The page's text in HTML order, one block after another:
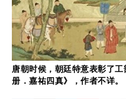
唐朝时候，朝廷特意表彰了
册．嘉祐四真》，作者不详。